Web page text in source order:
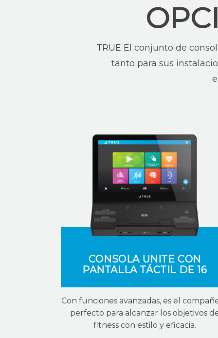
TRUE El conjunto de
tanto para sus
CONSOLA UNITE CON
PANTALLA TÁCTIL DE 16
Con funciones avanzadas, es el
perfecto para alcanzar los objetivos
fitness con estilo y eficacia.